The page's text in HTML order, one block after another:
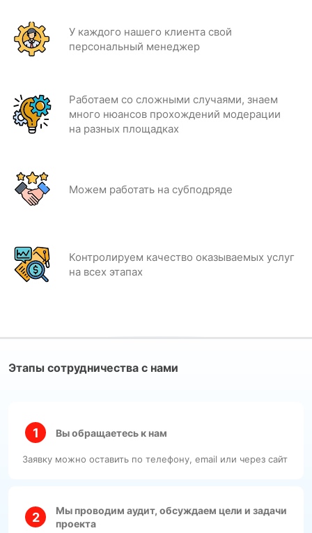
У каждого нашего клиента свой
персональный менеджер
Работаем со сложными случаями, знаем
много нюансов прохождений модерации
на разных площадках
Можем работать на субподряде
Контролируем качество оказываемых услуг
на всех этапах
Этапы сотрудничества с нами
Вы обращаетесь к нам
Заявку можно оставить по телефону, email или через сайт
Мы проводим аудит, обсуждаем цели и задачи
проекта